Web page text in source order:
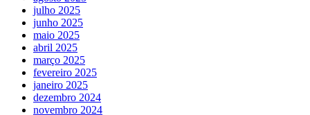
julho 2025
junho 2025
maio 2025
abril 2025
março 2025
fevereiro 2025
janeiro 2025
dezembro 2024
novembro 2024